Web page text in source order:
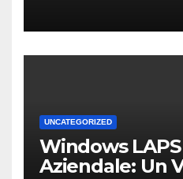
Casa o
UNCATEGORIZED
Windows
Aziendale: Un